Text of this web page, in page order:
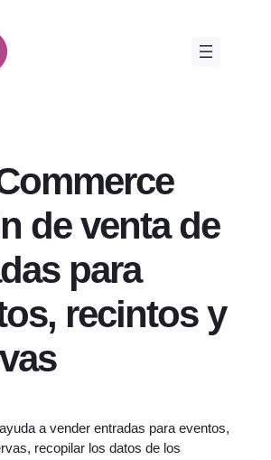
de venta de
para
recintos y
a vender entradas para eventos,
recopilar los datos de los